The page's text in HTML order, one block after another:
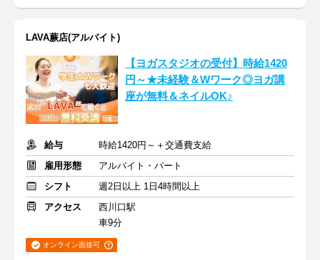
LAVA蕨店(アルバイト)
【ヨガスタジオの受付】時給1420
円～★未経験＆Wワーク◎ヨガ講
座が無料＆ネイルOK♪
給与
時給1420円～＋交通費支給
雇用形態
アルバイト・パート
シフト
週2日以上 1日4時間以上
アクセス
西川口駅
車9分
オンライン面接可